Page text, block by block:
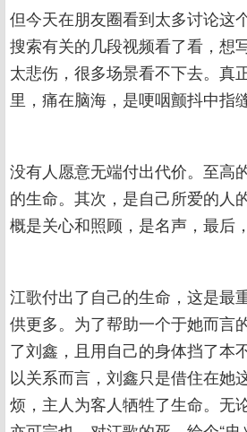
但今天在朋友圈看到太多讨论这
搜索有关的几段视频看了看，想
太悲伤，很多场景看不下去。真
里，痛在脑海，是哽咽颤抖中指
没有人愿意无端付出代价。至高
的生命。其次，是自己所爱的人
概是关心和照顾，是名声，最后
江歌付出了自己的生命，这是最
供更多。为了帮助一个于她而言
了刘鑫，且用自己的身体挡了本
以关系而言，刘鑫只是借住在她
烦，主人为客人牺牲了生命。无